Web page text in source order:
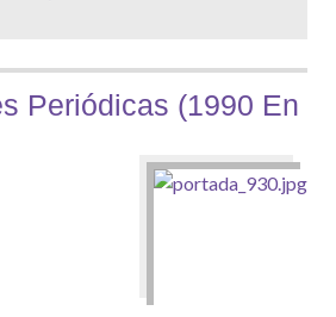
Periódicas (1990 En